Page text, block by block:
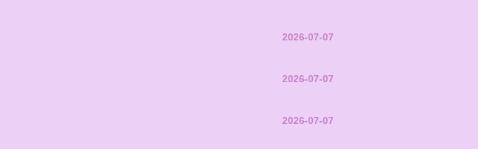
2026-07-07
2026-07-07
2026-07-07